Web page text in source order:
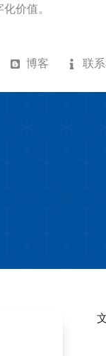
价值。
博客 联